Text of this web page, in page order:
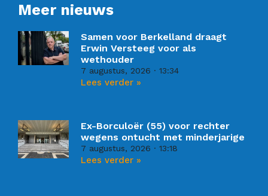
Meer nieuws
Samen voor Berkelland draagt
Erwin Versteeg voor als
wethouder
7 augustus, 2026 13:34
Lees verder »
Ex-Borculoër (55) voor rechter
wegens ontucht met minderjarige
7 augustus, 2026 13:18
Lees verder »